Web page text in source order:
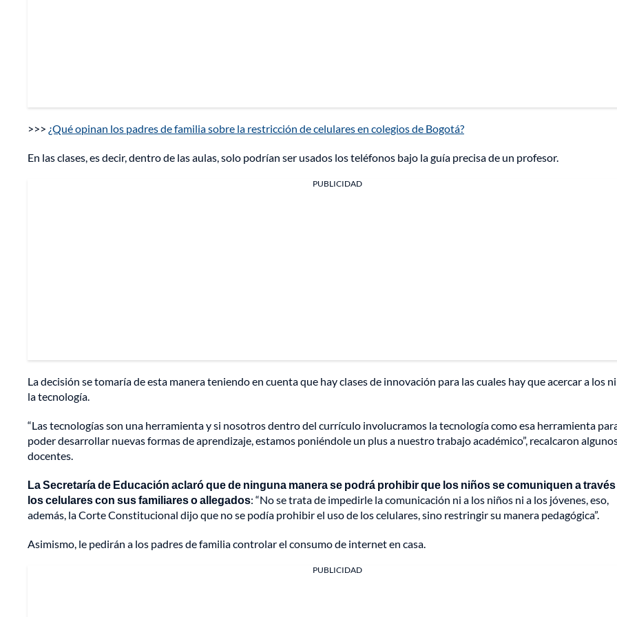
>>> ¿Qué opinan los padres de familia sobre la restricción de celulares en colegios de Bogotá?
En las clases, es decir, dentro de las aulas, solo podrían ser usados los teléfonos bajo la guía precisa de un profesor.
PUBLICIDAD
La decisión se tomaría de esta manera teniendo en cuenta que hay clases de innovación para las cuales hay que acercar a los
la tecnología.
“Las tecnologías son una herramienta y si nosotros dentro del currículo involucramos la tecnología como esa herramienta
poder desarrollar nuevas formas de aprendizaje, estamos poniéndole un plus a nuestro trabajo académico”, recalcaron
docentes.
La Secretaría de Educación aclaró que de ninguna manera se podrá prohibir que los niños se comuniquen a
los celulares con sus familiares o allegados: “No se trata de impedirle la comunicación ni a los niños ni a los jóvenes, eso,
además, la Corte Constitucional dijo que no se podía prohibir el uso de los celulares, sino restringir su manera pedagógica”.
Asimismo, le pedirán a los padres de familia controlar el consumo de internet en casa.
PUBLICIDAD